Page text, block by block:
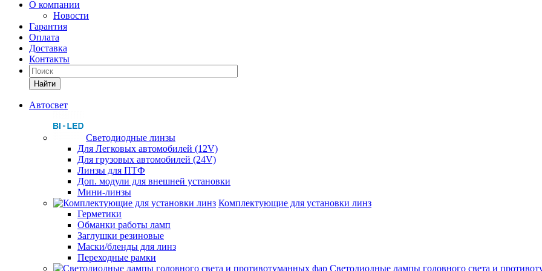
О компании
Новости
Гарантия
Оплата
Доставка
Контакты
Найти
Автосвет
Светодиодные линзы
Для Легковых автомобилей (12V)
Для грузовых автомобилей (24V)
Линзы для ПТФ
Доп. модули для внешней установки
Мини-линзы
Комплектующие для установки линз
Герметики
Обманки работы ламп
Заглушки резиновые
Маски/бленды для линз
Переходные рамки
Светодиодные лампы головного света и